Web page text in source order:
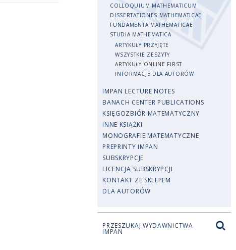
COLLOQUIUM MATHEMATICUM
DISSERTATIONES MATHEMATICAE
FUNDAMENTA MATHEMATICAE
STUDIA MATHEMATICA
ARTYKUŁY PRZYJĘTE
WSZYSTKIE ZESZYTY
ARTYKUŁY ONLINE FIRST
INFORMACJE DLA AUTORÓW
IMPAN LECTURE NOTES
BANACH CENTER PUBLICATIONS
KSIĘGOZBIÓR MATEMATYCZNY
INNE KSIĄŻKI
MONOGRAFIE MATEMATYCZNE
PREPRINTY IMPAN
SUBSKRYPCJE
LICENCJA SUBSKRYPCJI
KONTAKT ZE SKLEPEM
DLA AUTORÓW
PRZESZUKAJ WYDAWNICTWA
IMPAN